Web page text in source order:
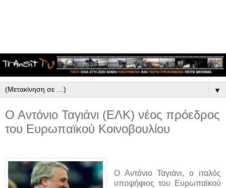
▼
Ο Αντόνιο Ταγιάνι (ΕΛΚ) νέος πρόεδρος
του Ευρωπαϊκού Κοινοβουλίου
Ο Αντόνιο Ταγιάνι, ο ιταλός
υποψήφιος του Ευρωπαϊκού